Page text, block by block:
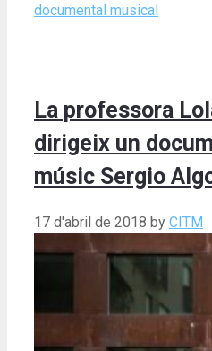
documental musical
La professora
dirigeix un
músic Sergio
17 d'abril de 2018 by CITM